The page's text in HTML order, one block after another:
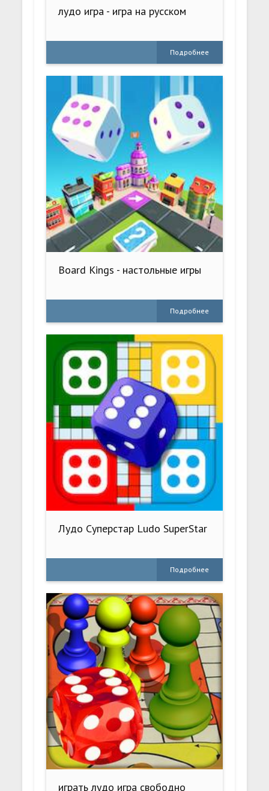
лудо игра - игра на русском
Подробнее
Board Kings - настольные игры
Подробнее
Лудо Суперстар Ludo SuperStar
Подробнее
играть лудо игра свободно